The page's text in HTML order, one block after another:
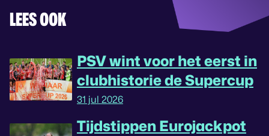
LEES OOK
PSV wint voor het eerst in
clubhistorie de Supercup
31 jul 2026
Tijdstippen Eurojackpot